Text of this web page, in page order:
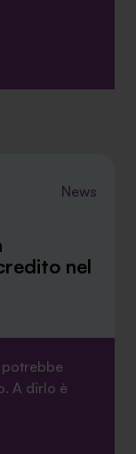
News
nel
A dirlo è